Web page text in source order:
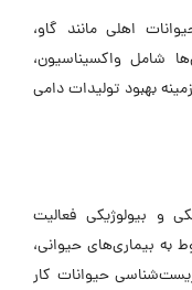
اهلی مانند گاو،
شامل واکسیناسیون،
بهبود تولیدات دامی
و بیولوژیکی فعالیت
به بیماری‌های حیوانی،
حیوانات کار